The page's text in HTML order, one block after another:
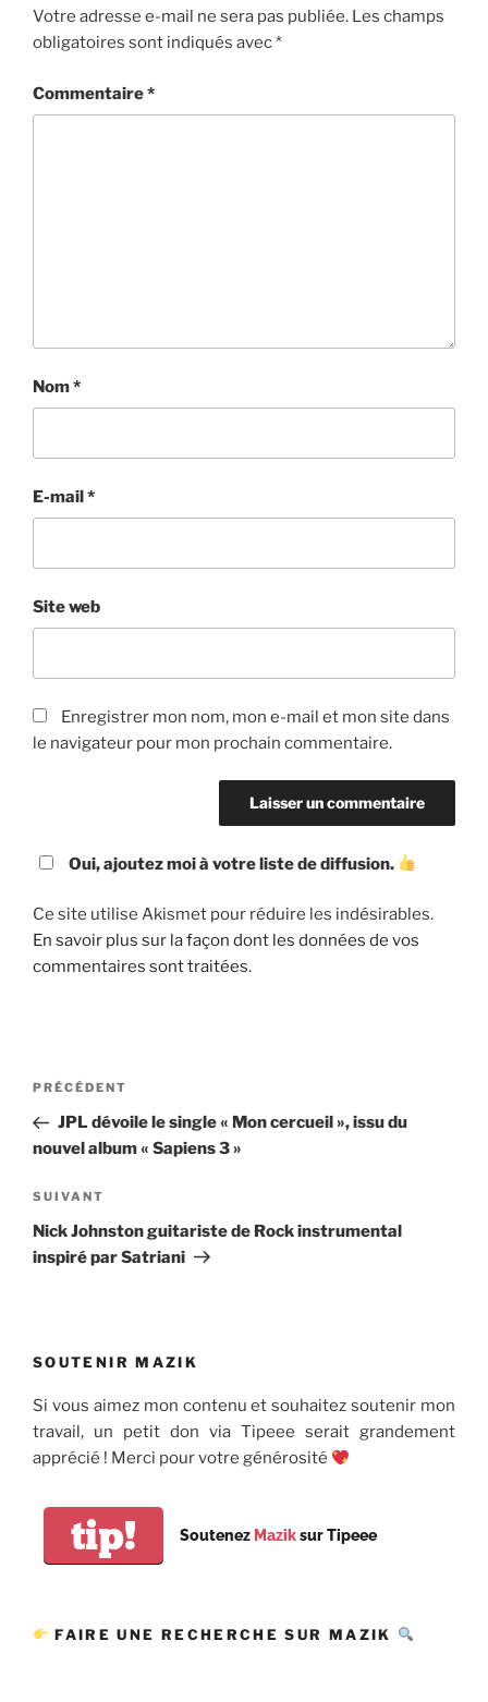
Votre adresse e-mail ne sera pas publiée. Les champs
obligatoires sont indiqués avec*
Commentaire*
Nom*
E-mail*
Site web
Enregistrer mon nom, mon e-mail et mon site dans
le navigateur pour mon prochain commentaire.
Oui, ajoutez moi à votre liste de diffusion.
Ce site utilise Akismet pour réduire les indésirables.
En savoir plus sur la façon dont les données de vos
commentaires sont traitées.
Navigation
l’article
Article
précédent
PRÉCÉDENT
JPL dévoile le single « Mon cercueil », issu du
nouvel album « Sapiens 3 »
Article
suivant
SUIVANT
Nick Johnston guitariste de Rock instrumental
inspiré par Satriani
SOUTENIR MAZIK
Si vous aimez mon contenu et souhaitez soutenir mon
travail, un petit don via Tipeee serait grandement
apprécié ! Merci pour votre générosité
tip! Soutenez Maziksur Tipeee
FAIRE UNE RECHERCHE SUR MAZIK